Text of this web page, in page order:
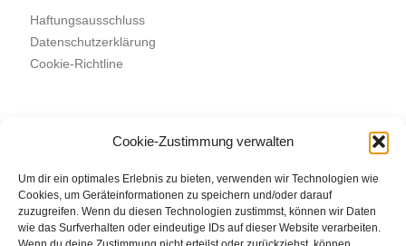
Cookie-Zustimmung verwalten
Um dir ein optimales Erlebnis zu bieten, verwenden wir Technologien wie
Cookies, um Geräteinformationen zu speichern und/oder darauf
zuzugreifen. Wenn du diesen Technologien zustimmst, können wir Daten
wie das Surfverhalten oder eindeutige IDs auf dieser Website verarbeiten.
Haftungsausschluss
Datenschutzerklärung
Cookie-Richtline
SUCHEN